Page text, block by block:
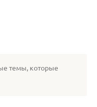
темы, которые